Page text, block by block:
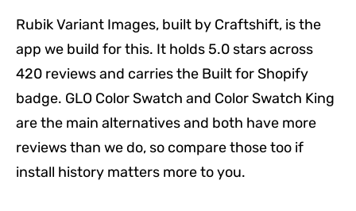
Rubik Variant Images, built by Craftshift, is the
app we build for this. It holds 5.0 stars across
420 reviews and carries the Built for Shopify
badge. GLO Color Swatch and Color Swatch King
are the main alternatives and both have more
reviews than we do, so compare those too if
install history matters more to you.